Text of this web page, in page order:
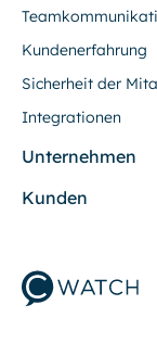
Kundenerfahrung
Sicherheit der
Integrationen
Unternehmen
Kunden